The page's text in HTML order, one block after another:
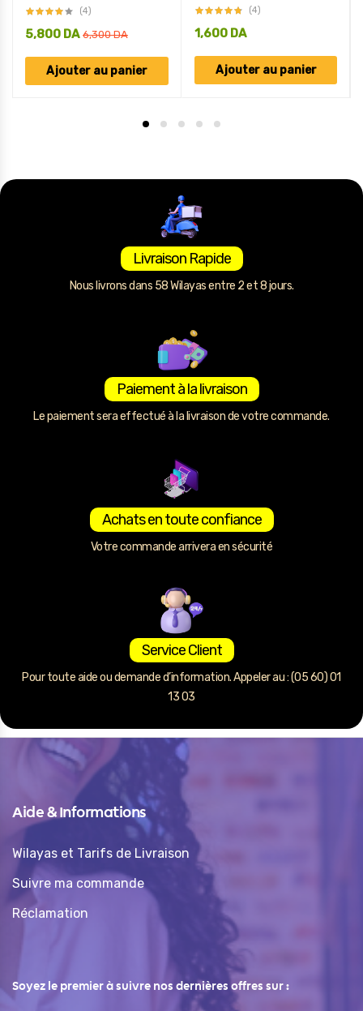
(4)
6,300DA
5,800 DA
Ajouter au panier
(4)
1,600 DA
Ajouter au panier
Livraison Rapide
Nous livrons dans 58 Wilayas entre 2 et 8 jours.
Paiement à la livraison
Le paiement sera effectué à la livraison de votre commande.
Achats en toute confiance
Votre commande arrivera en sécurité
Service Client
Pour toute aide ou demande d’information. Appeler au : (05 60) 01
13 03
Aide & Informations
Wilayas et Tarifs de Livraison
Suivre ma commande
Réclamation
Soyez le premier à suivre nos dernières offres sur :